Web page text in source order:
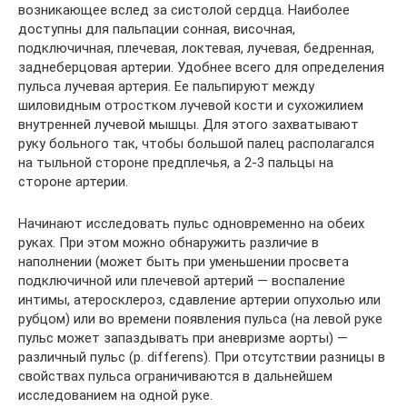
возникающее вслед за систолой сердца. Наиболее
доступны для пальпации сонная, височная,
подключичная, плечевая, локтевая, лучевая, бедренная,
заднеберцовая артерии. Удобнее всего для определения
пульса лучевая артерия. Ее пальпируют между
шиловидным отростком лучевой кости и сухожилием
внутренней лучевой мышцы. Для этого захватывают
руку больного так, чтобы большой палец располагался
на тыльной стороне предплечья, а 2-3 пальцы на
стороне артерии.
Начинают исследовать пульс одновременно на обеих
руках. При этом можно обнаружить различие в
наполнении (может быть при уменьшении просвета
подключичной или плечевой артерий — воспаление
интимы, атеросклероз, сдавление артерии опухолью или
рубцом) или во времени появления пульса (на левой руке
пульс может запаздывать при аневризме аорты) —
различный пульс (p. differens). При отсутствии разницы в
свойствах пульса ограничиваются в дальнейшем
исследованием на одной руке.